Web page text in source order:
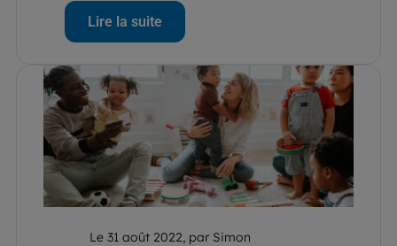
Lire la suite
Le 31 août 2022, par Simon